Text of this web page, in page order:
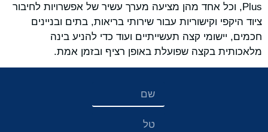
Plus, וכל אחד מהן מציעה מערך עשיר של אפשרויות לחיבור
ציוד היקפי וקישוריות עבור שירותי בריאות, בתים ובניינים
חכמים, יישומי קצה תעשייתיים ועוד כדי להניע בינה
מלאכותית בקצה שפועלת באופן רציף ובזמן אמת.